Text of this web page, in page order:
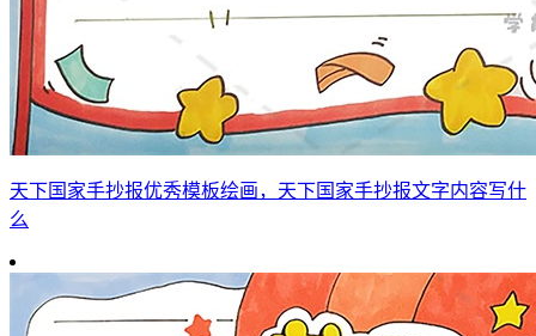
天下国家手抄报优秀模板绘画，天下国家手抄报文字内容写什
么